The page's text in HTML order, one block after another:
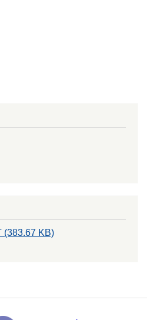
(383.67 KB)